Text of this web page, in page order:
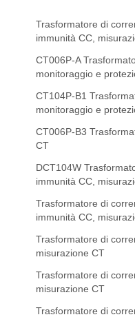
Trasformatore di
immunità CC,
CT006P-A
monitoraggio e
CT104P-B1
monitoraggio e
CT006P-B3
CT
DCT104W
immunità CC,
Trasformatore di
immunità CC,
Trasformatore di
misurazione CT
Trasformatore di
misurazione CT
Trasformatore di